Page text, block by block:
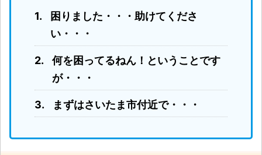
困りました・・・助けてくださ
い・・・
何を困ってるねん！ということです
が・・・
まずはさいたま市付近で・・・